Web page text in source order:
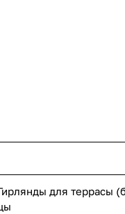
для террасы